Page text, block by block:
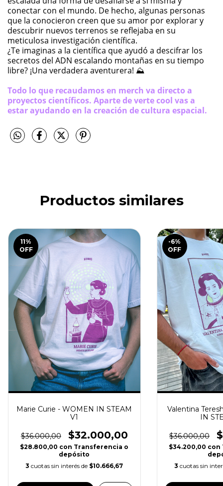
conectar con el mundo. De hecho, algunas personas
que la conocieron creen que su amor por explorar y
descubrir nuevos terrenos se reflejaba en su
meticulosa investigación científica.
¿Te imaginas a la científica que ayudó a descifrar los
secretos del ADN escalando montañas en su tiempo
libre? ¡Una verdadera aventurera! ⛰️
Todo lo que recaudamos en merch va directo a
proyectos científicos. Aparte de verte cool vas a
estar ayudando en la creación de cultura espacial.
Productos similares
11%
OFF
Marie Curie - WOMEN IN STEAM
V1
$36.000,00 $32.000,00
$28.800,00 con Transferencia o
depósito
3 cuotas sin interés de $10.666,67
-6%
OFF
Valentina
IN
$36.000,00
$34.200,00 con
3 cuotas sin